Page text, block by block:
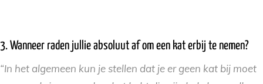
3. Wanneer raden jullie absoluut af om een kat erbij te nemen?
“In het algemeen kun je stellen dat je er geen kat bij moet